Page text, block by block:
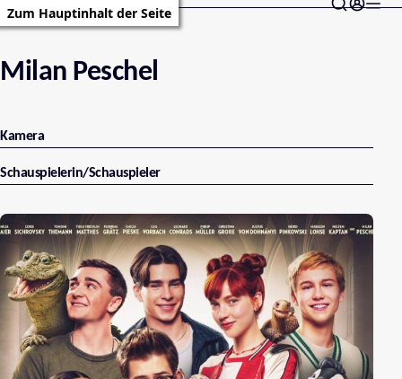
Zum Hauptinhalt der Seite
Milan Peschel
Kamera
Schauspielerin/Schauspieler